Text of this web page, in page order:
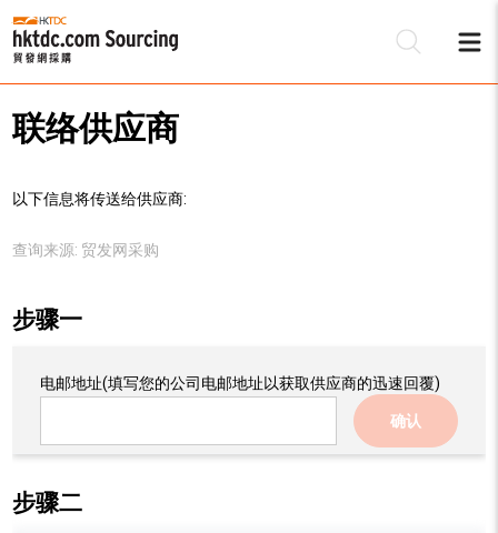
联络供应商
以下信息将传送给供应商:
查询来源: 贸发网采购
步骤一
电邮地址(填写您的公司电邮地址以获取供应商的迅速回覆)
确认
步骤二